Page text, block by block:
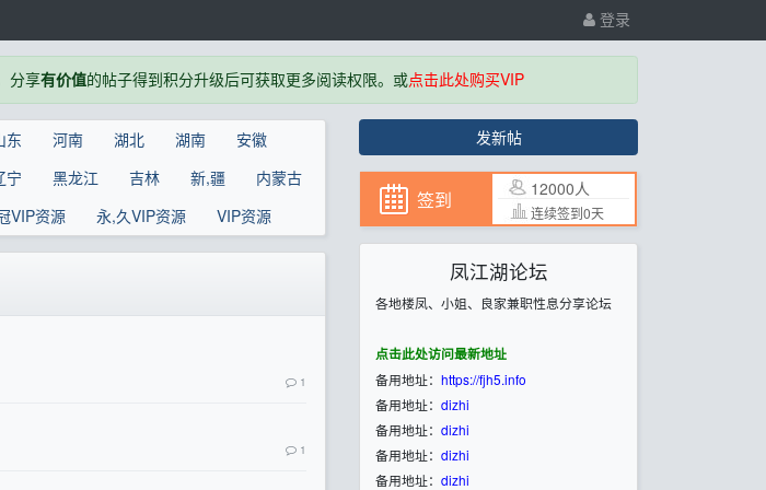
登录
分享有价值的帖子得到积分升级后可获取更多阅读权限。或点击此处购买VIP
东 河南 湖北 湖南
安徽
宁 黑龙江 吉林 新,疆
内蒙古
VIP资源 永,久VIP资源 VIP资源
1
1
发新帖
签到 12000人
连续签到0天
凤江湖论坛
各地楼凤、小姐、良家兼职性息分享论坛
点击此处访问最新地址
备用地址： https://fjh5.info
备用地址： dizhi
备用地址： dizhi
备用地址： dizhi
备用地址： dizhi